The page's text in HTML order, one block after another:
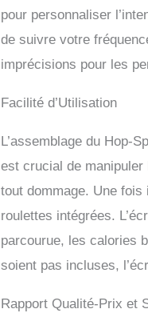
pour personnaliser
de suivre votre
imprécisions pour les
Facilité d’Utilisation
L’assemblage du Hop-
est crucial de
tout dommage. Une
roulettes intégrées.
parcourue, les calories
soient pas incluses,
Rapport Qualité-Prix et